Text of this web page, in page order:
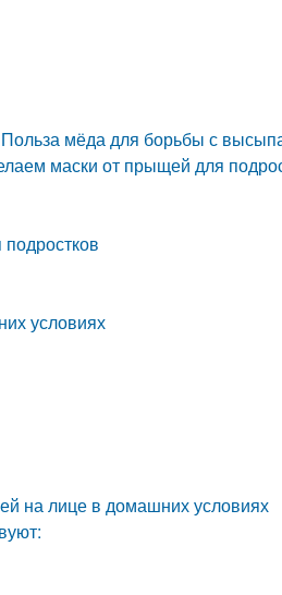
мёда для борьбы с
маски от прыщей для
условиях
на лице в домашних условиях